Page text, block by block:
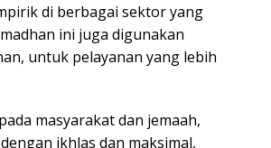
di berbagai sektor yang
ini juga digunakan
untuk pelayanan yang lebih
masyarakat dan jemaah,
ikhlas dan maksimal,